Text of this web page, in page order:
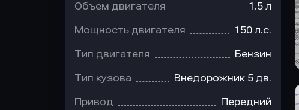
Объем двигателя 1.5 л
Мощность двигателя 150 л.с.
Тип двигателя Бензин
Тип кузова Внедорожник 5 дв.
Привод Передний